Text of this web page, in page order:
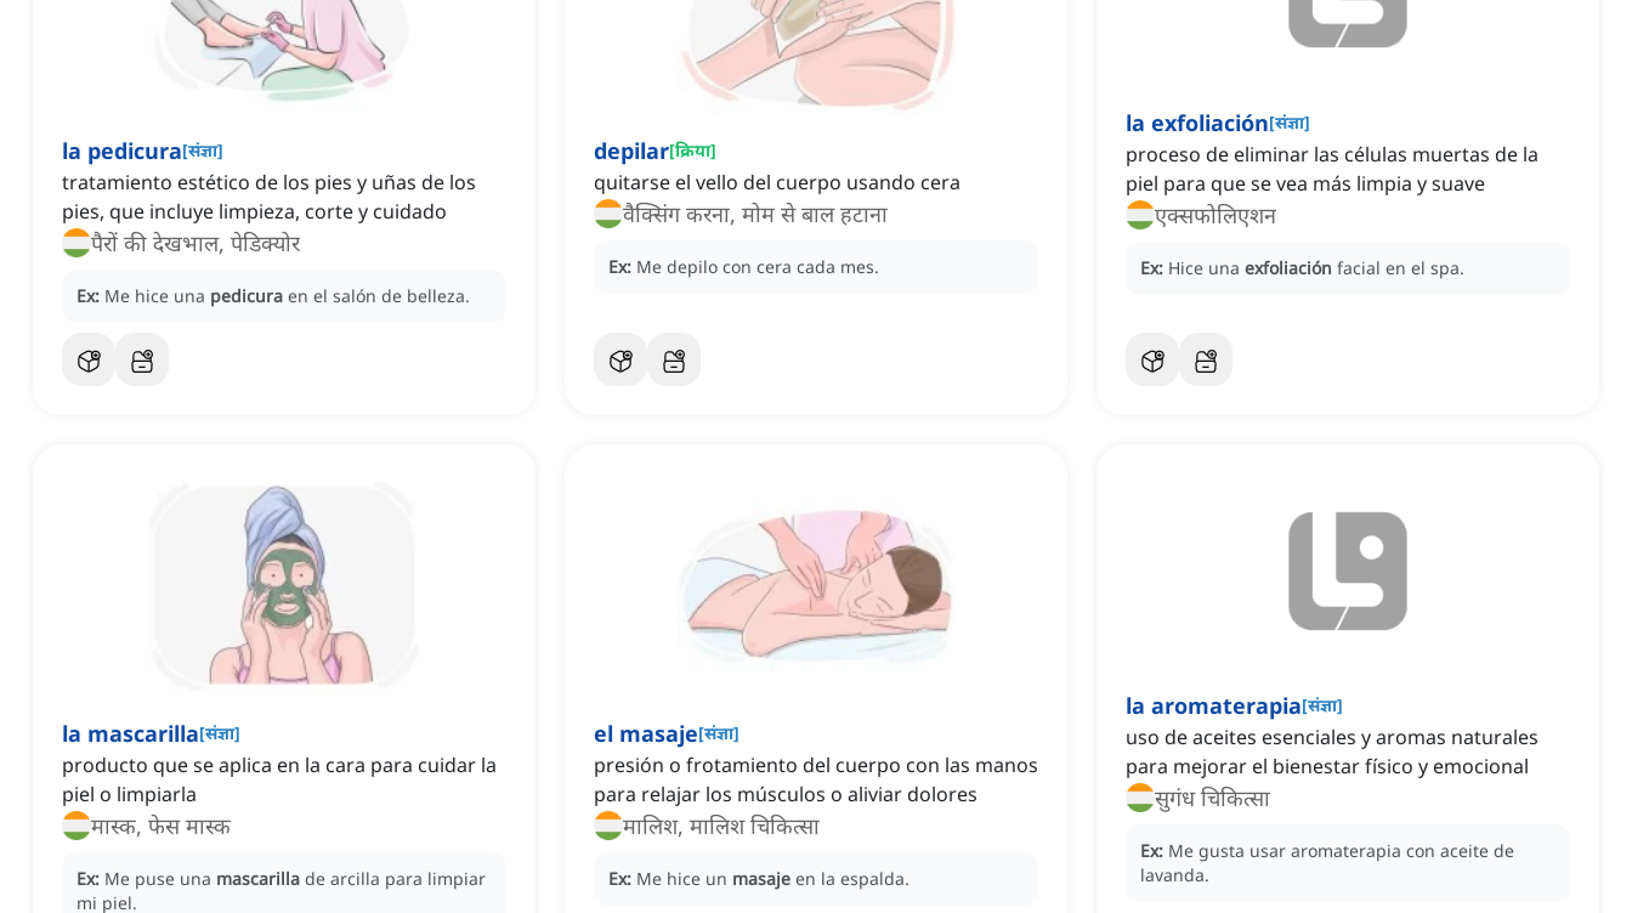
la pedicura[संज्ञा]
tratamiento estético de los pies y uñas de los
pies, que incluye limpieza, corte y cuidado
पैरों की देखभाल, पेडिक्योर
Ex: Me hice una pedicura en el salón de belleza.
depilar[क्रिया]
quitarse el vello del cuerpo usando cera
वैक्सिंग करना, मोम से बाल हटाना
Ex: Me depilo con cera cada mes.
la exfoliación[संज्ञा]
proceso de eliminar las células muertas de la
piel para que se vea más limpia y suave
एक्सफोलिएशन
Ex: Hice una exfoliación facial en el spa.
la mascarilla[संज्ञा]
producto que se aplica en la cara para cuidar la
piel o limpiarla
मास्क, फेस मास्क
Ex: Me puse una mascarilla de arcilla para limpiar
mi piel.
el masaje[संज्ञा]
presión o frotamiento del cuerpo con las manos
para relajar los músculos o aliviar dolores
मालिश, मालिश चिकित्सा
Ex: Me hice un masaje en la espalda.
la aromaterapia[संज्ञा]
uso de aceites esenciales y aromas naturales
para mejorar el bienestar físico y emocional
सुगंध चिकित्सा
Ex: Me gusta usar aromaterapia con aceite de
lavanda.